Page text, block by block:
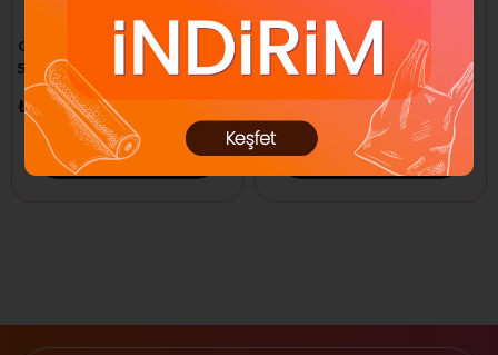
Ginza Fon Kartonu Noktalı
50x70
₺36,69
Sepete Ekle
Alex Schoeller Fon Kartonu
Kolej 13001 10 Lu.Krş.50x70
₺307,78
Sepete Ekle